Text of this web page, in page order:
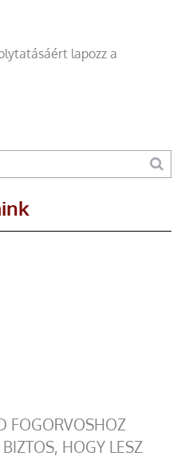
lapozz a
FOGORVOSHOZ
HOGY LESZ